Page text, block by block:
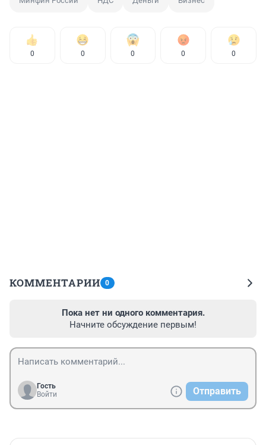
0 0 0 0 0
КОММЕНТАРИИ 0
Пока нет ни одного комментария.
Начните обсуждение первым!
Гость
Войти
Отправить